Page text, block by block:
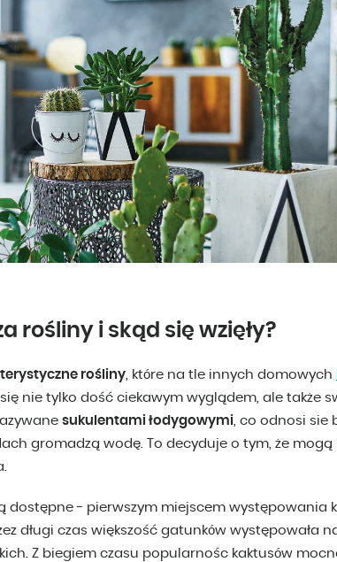
rośliny i skąd się wzięły?
rośliny, które na tle innych domowych
nie tylko dość ciekawym wyglądem, ale także
sukulentami łodygowymi, co odnosi sie
gromadzą wodę. To decyduje o tym, że
dostępne - pierwszym miejscem występowania
długi czas większość gatunków występowała
Z biegiem czasu popularnośc kaktusów